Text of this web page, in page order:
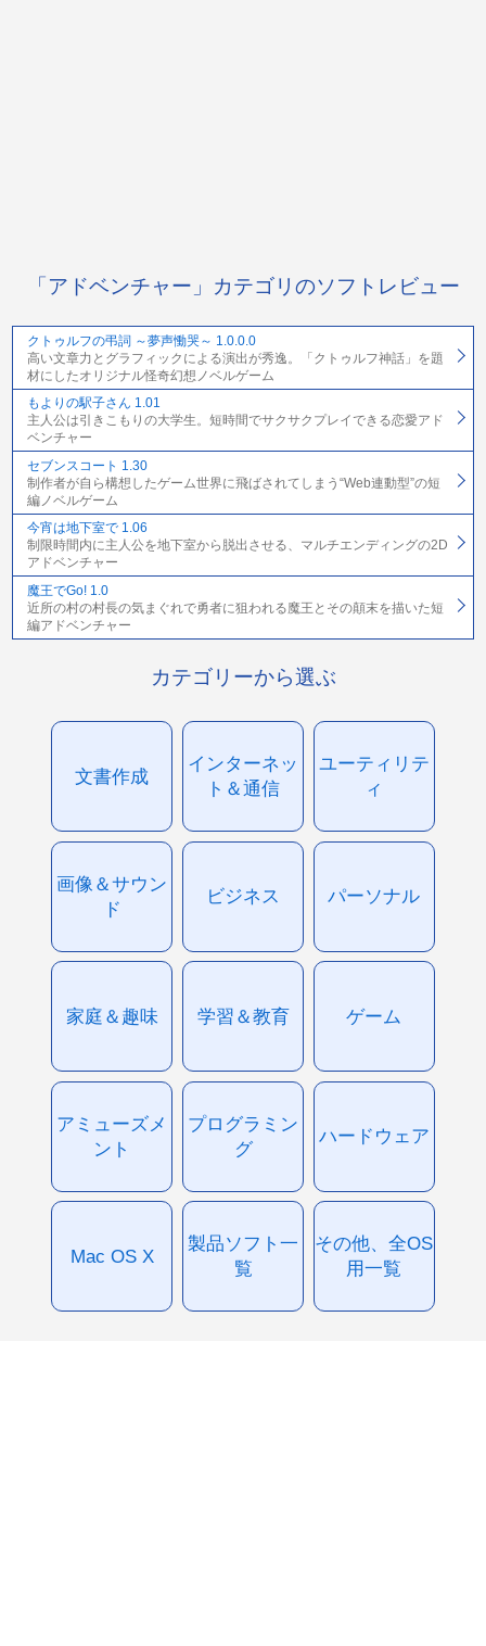
「アドベンチャー」カテゴリのソフトレビュー
クトゥルフの弔詞 ～夢声慟哭～ 1.0.0.0
高い文章力とグラフィックによる演出が秀逸。「クトゥルフ神話」を題
材にしたオリジナル怪奇幻想ノベルゲーム
もよりの駅子さん 1.01
主人公は引きこもりの大学生。短時間でサクサクプレイできる恋愛アド
ベンチャー
セブンスコート 1.30
制作者が自ら構想したゲーム世界に飛ばされてしまう“Web連動型”の短
編ノベルゲーム
今宵は地下室で 1.06
制限時間内に主人公を地下室から脱出させる、マルチエンディングの2D
アドベンチャー
魔王でGo! 1.0
近所の村の村長の気まぐれで勇者に狙われる魔王とその顛末を描いた短
編アドベンチャー
カテゴリーから選ぶ
文書作成
インターネッ
ト＆通信
ユーティリテ
ィ
画像＆サウン
ド
ビジネス パーソナル
家庭＆趣味 学習＆教育 ゲーム
アミューズメ
ント
プログラミン
グ
ハードウェア
Mac OS X
製品ソフト一
覧
その他、全OS
用一覧